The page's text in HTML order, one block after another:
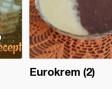
Eurokrem (2)